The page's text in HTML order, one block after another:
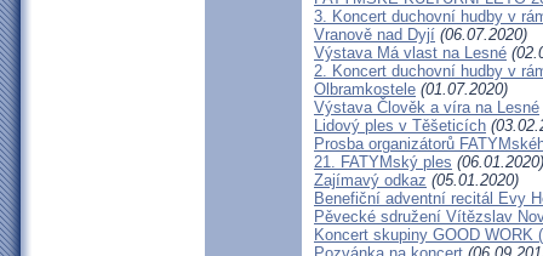
3. Koncert duchovní hudby v
Vranově nad Dyjí (06.07.2020)
Výstava Má vlast na Lesné
2. Koncert duchovní hudby v
Olbramkostele (01.07.2020)
Výstava Člověk a víra na Lesné
Lidový ples v Těšeticích
Prosba organizátorů
21. FATYMský ples (06.01.2020)
Zajímavý odkaz (05.01.2020)
Benefiční adventní recitál Evy
Pěvecké sdružení Vítězslav
Koncert skupiny GOOD